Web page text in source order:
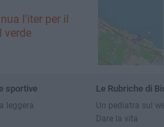
l'iter per il
verde
sportive
leggera
Le Rubriche di
Un pediatra sul
Dare la vita